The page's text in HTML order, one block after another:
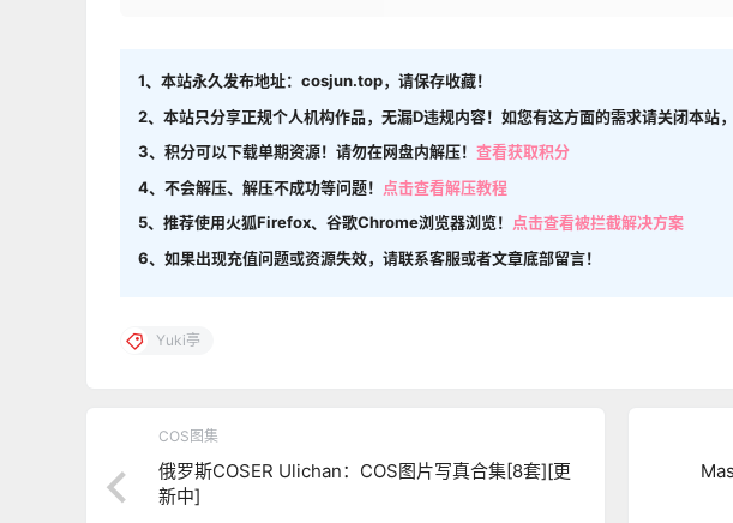
1、本站永久发布地址：cosjun.top，请保存收藏！
2、本站只分享正规个人机构作品，无漏D违规内容！如您有这方面的需求请关闭本站，
3、积分可以下载单期资源！请勿在网盘内解压！ 查看获取积分
4、不会解压、解压不成功等问题！
点击查看解压教程
5、推荐使用火狐Firefox、谷歌Chrome浏览器浏览！ 点击查看被拦截解决方案
6、如果出现充值问题或资源失效，请联系客服或者文章底部留言！
Yuki亭
COS图集
俄罗斯COSER Ulichan：COS图片写真合集[8套][更
新中]